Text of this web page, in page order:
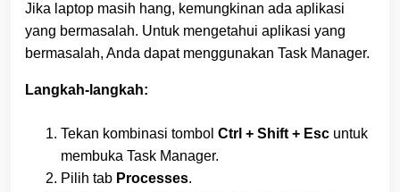
Jika laptop masih hang, kemungkinan ada aplikasi
yang bermasalah. Untuk mengetahui aplikasi yang
bermasalah, Anda dapat menggunakan Task Manager.
Langkah-langkah:
Tekan kombinasi tombol Ctrl + Shift + Esc untuk
membuka Task Manager.
Pilih tab Processes.